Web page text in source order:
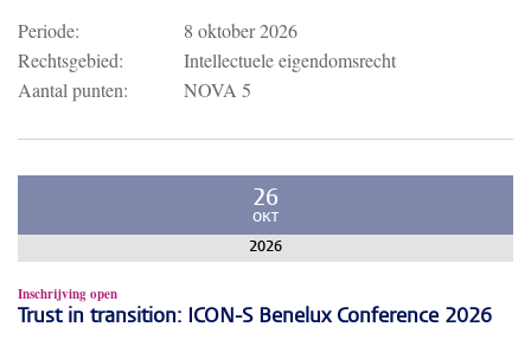
Periode:
8 oktober 2026
Rechtsgebied:
Intellectuele eigendomsrecht
Aantal punten:
NOVA 5
26
OKT
2026
Inschrijving open
Trust in transition: ICON-S Benelux Conference 2026